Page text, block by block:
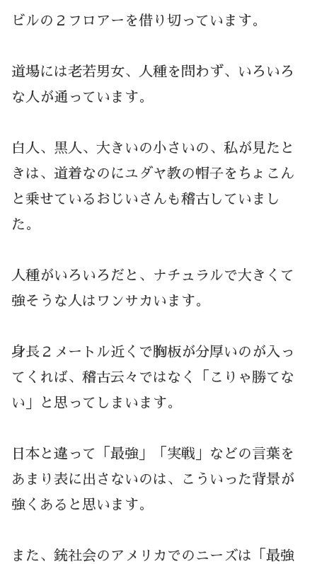
ビルの２フロアーを借り切っています。
道場には老若男女、人種を問わず、いろいろ
な人が通っています。
白人、黒人、大きいの小さいの、私が見たと
きは、道着なのにユダヤ教の帽子をちょこん
と乗せているおじいさんも稽古していまし
た。
人種がいろいろだと、ナチュラルで大きくて
強そうな人はワンサカいます。
身長２メートル近くで胸板が分厚いのが入っ
てくれば、稽古云々ではなく「こりゃ勝てな
い」と思ってしまいます。
日本と違って「最強」「実戦」などの言葉を
あまり表に出さないのは、こういった背景が
強くあると思います。
また、銃社会のアメリカでのニーズは「最強